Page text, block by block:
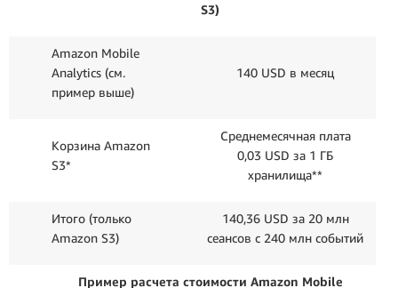
S3)
Amazon Mobile
Analytics (см.
пример выше)
140 USD в месяц
Корзина Amazon
S3*
Среднемесячная плата
0,03 USD за 1 ГБ
хранилища**
Итого (только
Amazon S3)
140,36 USD за 20 млн
сеансов с 240 млн событий
Пример расчета стоимости Amazon Mobile